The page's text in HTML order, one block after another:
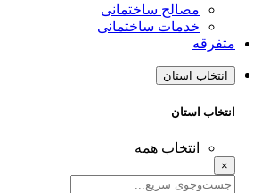
مصالح ساختمانی
خدمات ساختمانی
متفرقه
انتخاب استان
انتخاب استان
انتخاب همه
×